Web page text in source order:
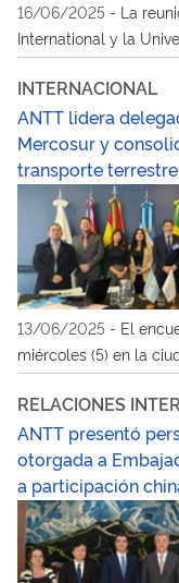
16/06/2025 - La
International y la
de intercambio
INTERNACIONAL
ANTT lidera
Mercosur y
transporte terrestre
13/06/2025 - El
miércoles (5) en la
RELACIONES
ANTT presentó
otorgada a
a participación